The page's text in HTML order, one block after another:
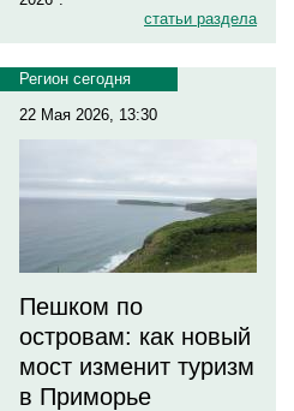
статьи раздела
Регион сегодня
22 Мая 2026, 13:30
Пешком по
островам: как новый
мост изменит туризм
в Приморье